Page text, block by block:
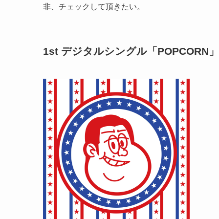
非、チェックして頂きたい。
1st デジタルシングル「POPCORN